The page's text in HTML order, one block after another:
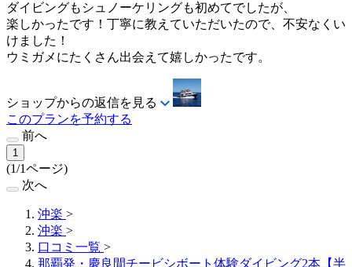
ダイビングもシュノーケリングも初めてでしたが、
楽しかったです！丁寧に教えていただいたので、不安なくい
けました！
ウミガメにたくさん出会えて嬉しかったです。
ショップからの返信を見る
このプランを予約する
前へ
1
(1/1ページ)
次へ
沖楽 >
沖楽 >
口コミ一覧 >
那覇発・慶良間チービシボート体験ダイビング2本【半